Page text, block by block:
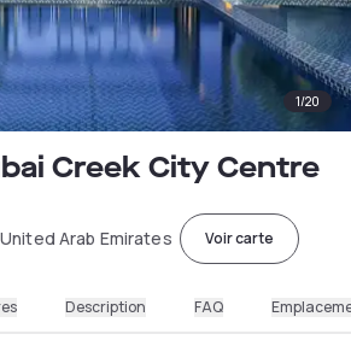
1/20
Creek City Centre
Arab Emirates Voir carte
Description FAQ